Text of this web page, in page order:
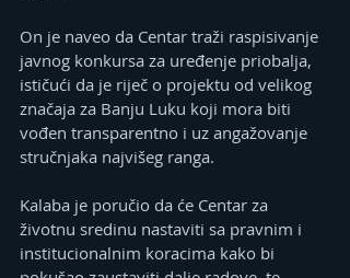
On je naveo da Centar traži raspisivanje
javnog konkursa za uređenje priobalja,
ističući da je riječ o projektu od velikog
značaja za Banju Luku koji mora biti
vođen transparentno i uz angažovanje
stručnjaka najvišeg ranga.
Kalaba je poručio da će Centar za
životnu sredinu nastaviti sa pravnim i
institucionalnim koracima kako bi